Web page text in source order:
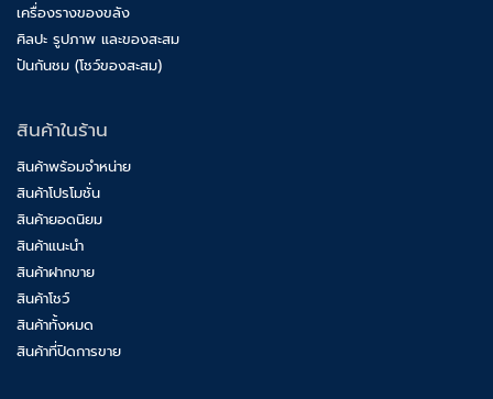
เครื่องรางของขลัง
ศิลปะ รูปภาพ และของสะสม
ปันกันชม (โชว์ของสะสม)
สินค้าในร้าน
สินค้าพร้อมจำหน่าย
สินค้าโปรโมชั่น
สินค้ายอดนิยม
สินค้าแนะนำ
สินค้าฝากขาย
สินค้าโชว์
สินค้าทั้งหมด
สินค้าที่ปิดการขาย